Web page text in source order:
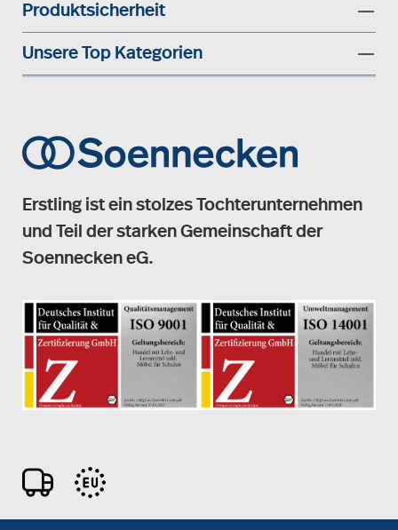
Produktsicherheit
Unsere Top Kategorien
Erstling ist ein stolzes Tochterunternehmen
und Teil der starken Gemeinschaft der
Soennecken eG.